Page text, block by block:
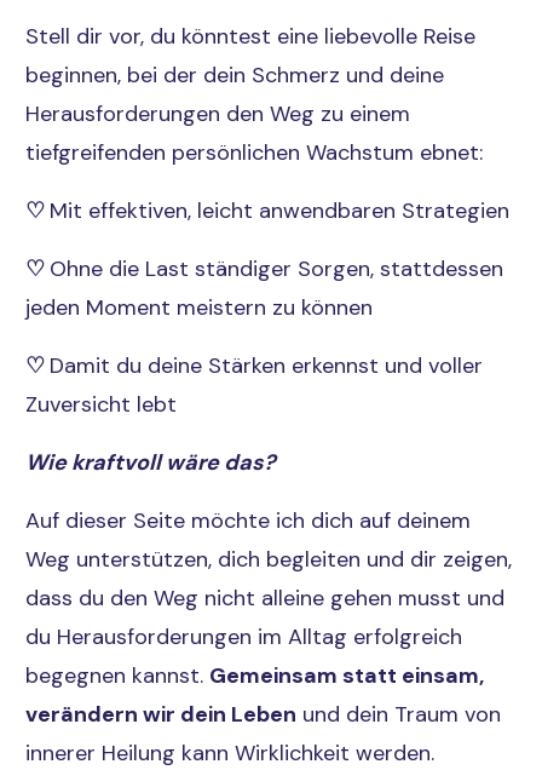
Stell dir vor, du könntest eine liebevolle Reise
beginnen, bei der dein Schmerz und deine
Herausforderungen den Weg zu einem
tiefgreifenden persönlichen Wachstum ebnet:
♡ Mit effektiven, leicht anwendbaren Strategien
♡ Ohne die Last ständiger Sorgen, stattdessen
jeden Moment meistern zu können
♡ Damit du deine Stärken erkennst und voller
Zuversicht lebt
Wie kraftvoll wäre das?
Auf dieser Seite möchte ich dich auf deinem
Weg unterstützen, dich begleiten und dir zeigen,
dass du den Weg nicht alleine gehen musst und
du Herausforderungen im Alltag erfolgreich
begegnen kannst. Gemeinsam statt einsam,
verändern wir dein Leben und dein Traum von
innerer Heilung kann Wirklichkeit werden.